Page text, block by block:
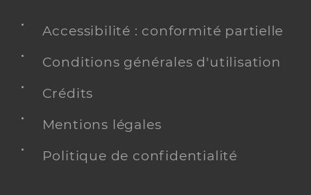
Accessibilité : conformité partielle
Conditions générales d'utilisation
Crédits
Mentions légales
Politique de confidentialité